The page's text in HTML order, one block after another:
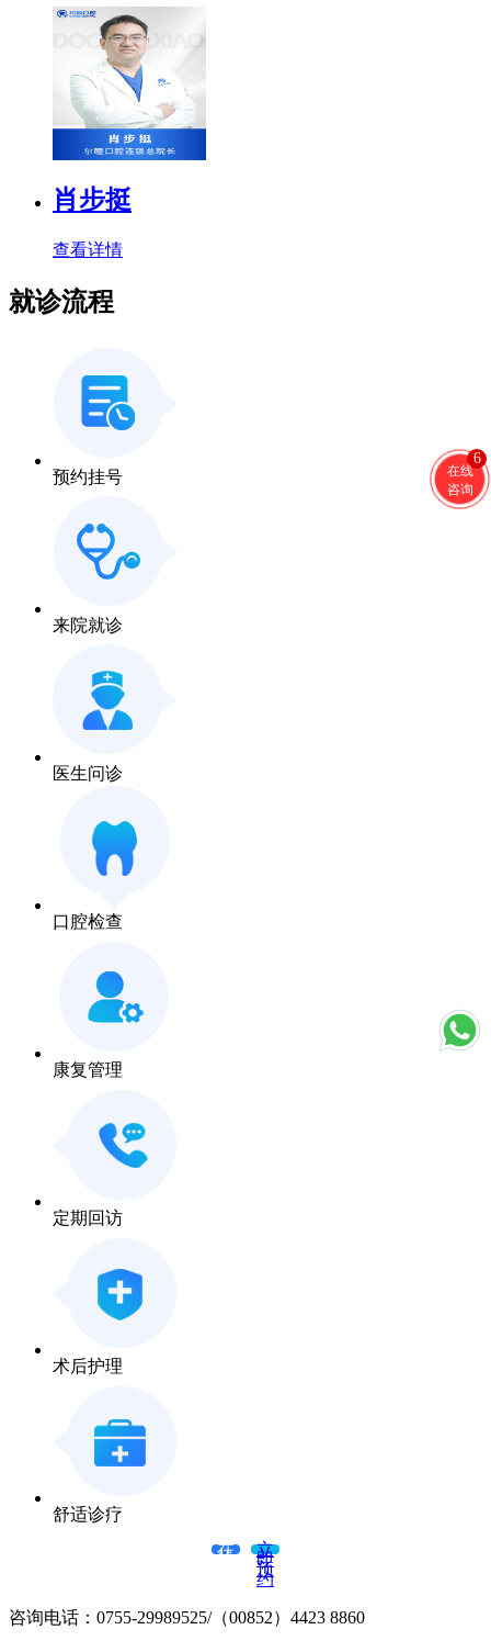
在线
咨询
6
肖步挺
查看详情
就诊流程
预约挂号
来院就诊
医生问诊
口腔检查
康复管理
定期回访
术后护理
舒适诊疗
在
线
立
即
预
约
咨询电话：0755-29989525/（00852）4423 8860